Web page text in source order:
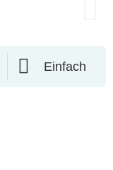
Einfach